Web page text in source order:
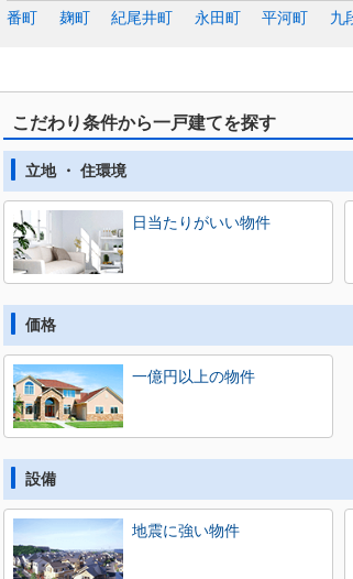
番町
麹町 紀尾井町 永田町 平河町 九
こだわり条件から一戸建てを探す
立地 ・ 住環境
日当たりがいい物件
価格
一億円以上の物件
設備
地震に強い物件